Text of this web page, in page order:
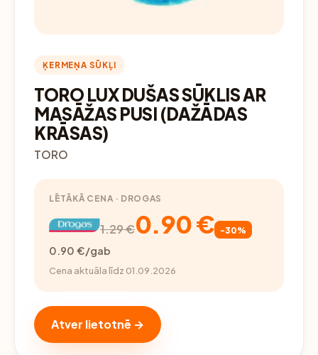
ĶERMEŅA SŪKĻI
TORO LUX DUŠAS SŪKLIS AR
MASĀŽAS PUSI (DAŽĀDAS
KRĀSAS)
TORO
LĒTĀKĀ CENA · DROGAS
1.29 €0.90 € -30%
0.90 €/gab
Cena aktuāla līdz 01.09.2026
Atver lietotnē →